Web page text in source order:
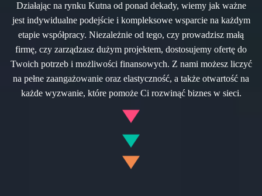
Działając na rynku Kutna od ponad dekady, wiemy jak ważne
jest indywidualne podejście i kompleksowe wsparcie na każdym
etapie współpracy. Niezależnie od tego, czy prowadzisz małą
firmę, czy zarządzasz dużym projektem, dostosujemy ofertę do
Twoich potrzeb i możliwości finansowych. Z nami możesz liczyć
na pełne zaangażowanie oraz elastyczność, a także otwartość na
każde wyzwanie, które pomoże Ci rozwinąć biznes w sieci.